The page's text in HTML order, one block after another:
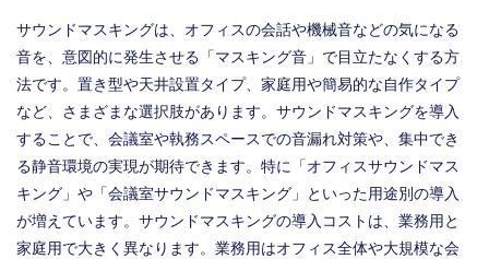
サウンドマスキングは、オフィスの会話や機械音などの気になる
音を、意図的に発生させる「マスキング音」で目立たなくする方
法です。置き型や天井設置タイプ、家庭用や簡易的な自作タイプ
など、さまざまな選択肢があります。サウンドマスキングを導入
することで、会議室や執務スペースでの音漏れ対策や、集中でき
る静音環境の実現が期待できます。特に「オフィスサウンドマス
キング」や「会議室サウンドマスキング」といった用途別の導入
が増えています。サウンドマスキングの導入コストは、業務用と
家庭用で大きく異なります。業務用はオフィス全体や大規模な会